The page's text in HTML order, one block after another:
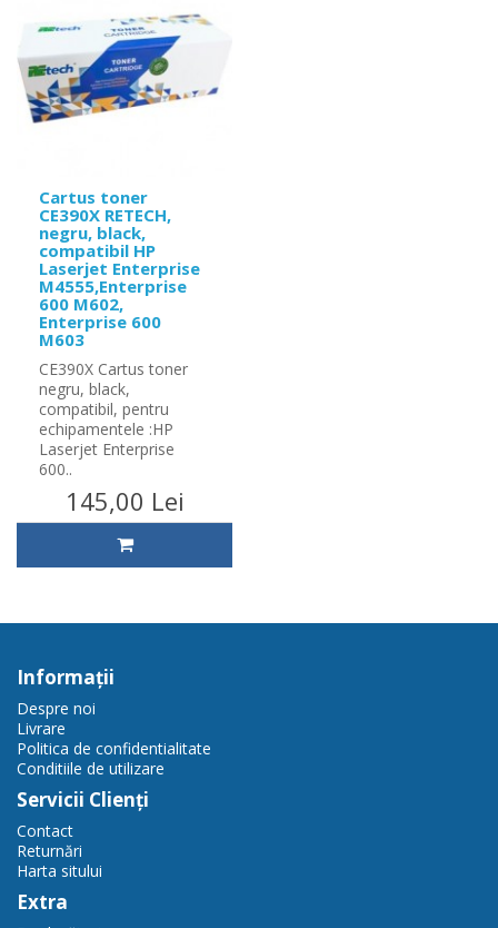
Cartus toner
CE390X RETECH,
negru, black,
compatibil HP
Laserjet Enterprise
M4555,Enterprise
600 M602,
Enterprise 600
M603
CE390X Cartus toner
negru, black,
compatibil, pentru
echipamentele :HP
Laserjet Enterprise
600..
145,00 Lei
Informaţii
Despre noi
Livrare
Politica de confidentialitate
Conditiile de utilizare
Servicii Clienţi
Contact
Returnări
Harta sitului
Extra